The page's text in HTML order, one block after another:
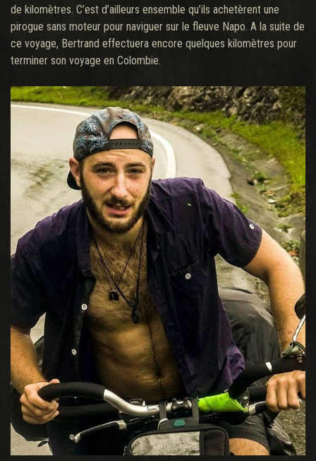
de kilomètres. C’est d’ailleurs ensemble qu’ils achetèrent une
pirogue sans moteur pour naviguer sur le fleuve Napo. A la suite de
ce voyage, Bertrand effectuera encore quelques kilomètres pour
terminer son voyage en Colombie.